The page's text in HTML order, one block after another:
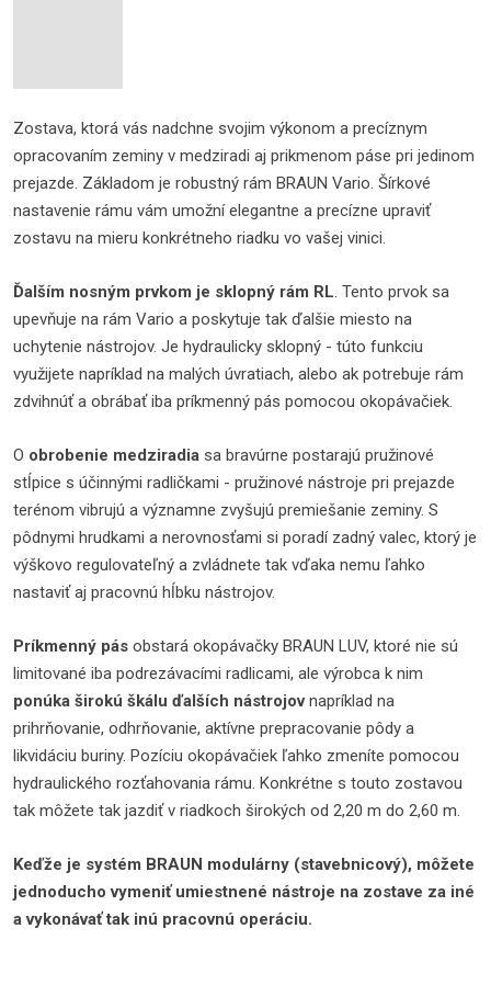
Zostava, ktorá vás nadchne svojim výkonom a precíznym
opracovaním zeminy v medziradi aj prikmenom páse pri jedinom
prejazde. Základom je robustný rám BRAUN Vario. Šírkové
nastavenie rámu vám umožní elegantne a precízne upraviť
zostavu na mieru konkrétneho riadku vo vašej vinici.
Ďalším nosným prvkom je sklopný rám RL. Tento prvok sa
upevňuje na rám Vario a poskytuje tak ďalšie miesto na
uchytenie nástrojov. Je hydraulicky sklopný - túto funkciu
využijete napríklad na malých úvratiach, alebo ak potrebuje rám
zdvihnúť a obrábať iba príkmenný pás pomocou okopávačiek.
O obrobenie medziradia sa bravúrne postarajú pružinové
stĺpice s účinnými radličkami - pružinové nástroje pri prejazde
terénom vibrujú a významne zvyšujú premiešanie zeminy. S
pôdnymi hrudkami a nerovnosťami si poradí zadný valec, ktorý je
výškovo regulovateľný a zvládnete tak vďaka nemu ľahko
nastaviť aj pracovnú hĺbku nástrojov.
Príkmenný pás obstará okopávačky BRAUN LUV, ktoré nie sú
limitované iba podrezávacími radlicami, ale výrobca k nim
ponúka širokú škálu ďalších nástrojovnapríklad na
prihrňovanie, odhrňovanie, aktívne prepracovanie pôdy a
likvidáciu buriny. Pozíciu okopávačiek ľahko zmeníte pomocou
hydraulického rozťahovania rámu. Konkrétne s touto zostavou
tak môžete tak jazdiť v riadkoch širokých od 2,20 m do 2,60 m.
Keďže je systém BRAUN modulárny (stavebnicový), môžete
jednoducho vymeniť umiestnené nástroje na zostave za iné
a vykonávať tak inú pracovnú operáciu.